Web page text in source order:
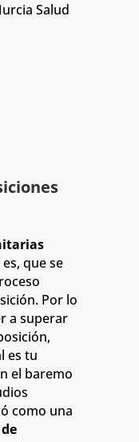
Salud
que se
Por lo
a superar
es tu
el baremo
como una